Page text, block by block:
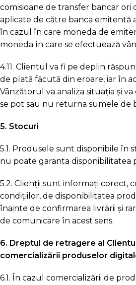
comisioane de transfer bancar ori
aplicate de către banca emitentă
în cazul în care moneda de
moneda în care se efectuează
4.11. Clientul va fi pe deplin
de plată făcută din eroare, iar în
Vânzătorul va analiza situația și
se pot sau nu returna sumele de
5. Stocuri
5.1. Produsele sunt disponibile în
nu poate garanta disponibilitatea
5.2. Clienții sunt informați corect,
condițiilor, de disponibilitatea
înainte de confirmarea livrării și
de comunicare în acest sens.
6. Dreptul de retragere al
comercializării produselor
6.1. În cazul comercializării de